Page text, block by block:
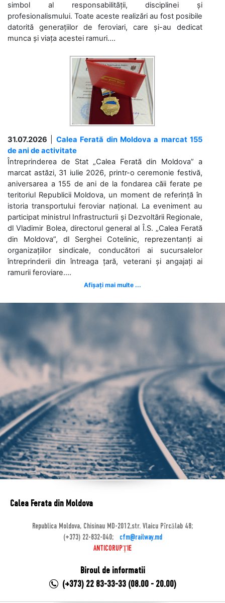
simbol al responsabilității, disciplinei și
profesionalismului. Toate aceste realizări au fost posibile
datorită generațiilor de feroviari, care și-au dedicat
munca și viața acestei ramuri....
31.07.2026
Calea Ferată din Moldova a marcat 155
de ani de activitate
Întreprinderea de Stat „Calea Ferată din Moldova” a
marcat astăzi, 31 iulie 2026, printr-o ceremonie festivă,
aniversarea a 155 de ani de la fondarea căii ferate pe
teritoriul Republicii Moldova, un moment de referință în
istoria transportului feroviar național. La eveniment au
participat ministrul Infrastructurii și Dezvoltării Regionale,
dl Vladimir Bolea, directorul general al Î.S. „Calea Ferată
din Moldova”, dl Serghei Cotelinic, reprezentanți ai
organizațiilor sindicale, conducători ai sucursalelor
întreprinderii din întreaga țară, veterani și angajați ai
ramurii feroviare....
Afișați mai multe ...
Calea Ferata din Moldova
Republica Moldova, Chisinau MD-2012,str. Vlaicu Pîrcălab 48;
(+373) 22-832-040;
cfm@railway.md
ANTICORUPȚIE
Biroul de informatii
(+373) 22 83-33-33 (08.00 - 20.00)